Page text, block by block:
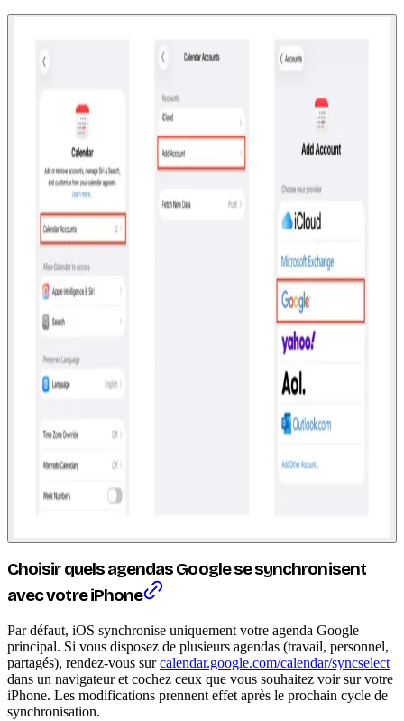
Choisir quels agendas Google se synchronisent
avec votre iPhone
Par défaut, iOS synchronise uniquement votre agenda Google
principal. Si vous disposez de plusieurs agendas (travail, personnel,
partagés), rendez-vous surcalendar.google.com/calendar/syncselect
dans un navigateur et cochez ceux que vous souhaitez voir sur votre
iPhone. Les modifications prennent effet après le prochain cycle de
synchronisation.